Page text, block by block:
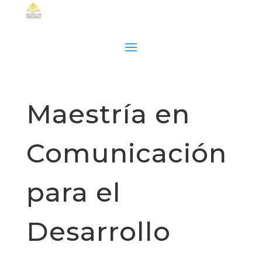
Maestría en
Comunicación
para el
Desarrollo